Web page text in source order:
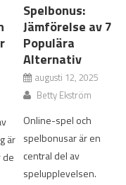
är
de
Spelbonus:
Jämförelse av 7
Populära
Alternativ
augusti 12, 2025
Betty Ekström
Online-spel och
spelbonusar är en
central del av
spelupplevelsen.